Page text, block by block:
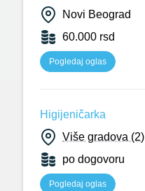
Novi Beograd
60.000 rsd
Pogledaj oglas
Higijeničarka
Više gradova (2)
po dogovoru
Pogledaj oglas